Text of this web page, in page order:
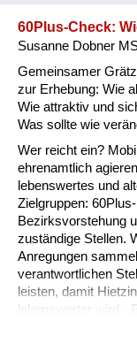
60Plus-Check:
Susanne Dobner
Gemeinsamer
zur Erhebung: Wie
Wie attraktiv und
Was sollte wie
Wer reicht ein?
ehrenamtlich
lebenswertes und
Zielgruppen:
Bezirksvorstehung
zuständige Stellen.
Anregungen
verantwortlichen
leisten, damit
lebenswerter wird -
sie aktiv und
gestalten ("Wir